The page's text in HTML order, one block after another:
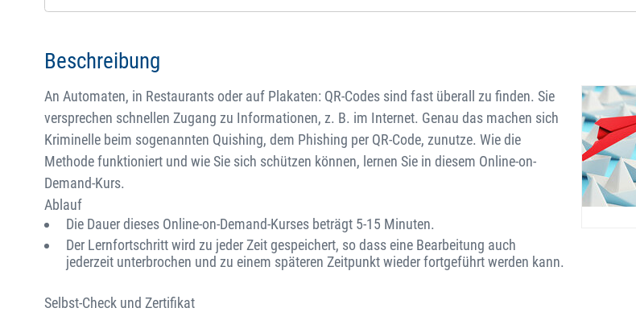
Beschreibung
An Automaten, in Restaurants oder auf Plakaten: QR-Codes sind fast überall zu finden. Sie
versprechen schnellen Zugang zu Informationen, z. B. im Internet. Genau das machen sich
Kriminelle beim sogenannten Quishing, dem Phishing per QR-Code, zunutze. Wie die
Methode funktioniert und wie Sie sich schützen können, lernen Sie in diesem Online-on-
Demand-Kurs.
Ablauf
Die Dauer dieses Online-on-Demand-Kurses beträgt 5-15 Minuten.
Der Lernfortschritt wird zu jeder Zeit gespeichert, so dass eine Bearbeitung auch
jederzeit unterbrochen und zu einem späteren Zeitpunkt wieder fortgeführt werden kann.
Selbst-Check und Zertifikat